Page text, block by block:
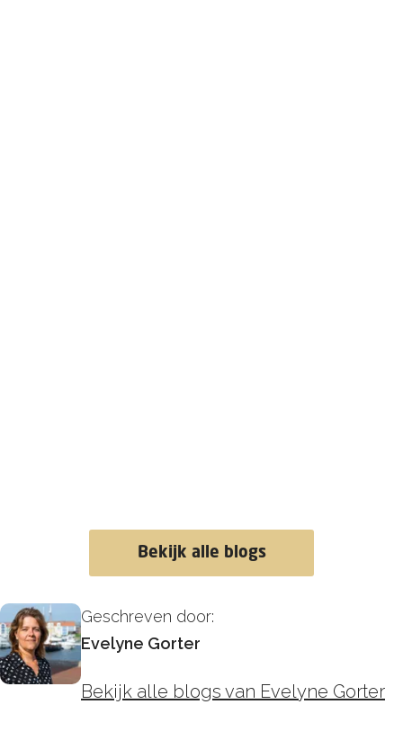
Bekijk alle blogs
Geschreven door:
Evelyne Gorter
Bekijk alle blogs van Evelyne Gorter